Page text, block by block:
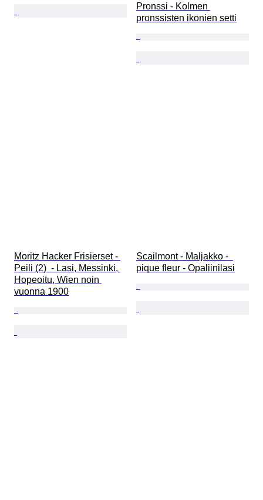
Pronssi - Kolmen
pronssisten ikonien setti
Moritz Hacker Frisierset -
Peili (2)  - Lasi, Messinki,
Hopeoitu, Wien noin
vuonna 1900
Scailmont - Maljakko -
pique fleur - Opaliinilasi